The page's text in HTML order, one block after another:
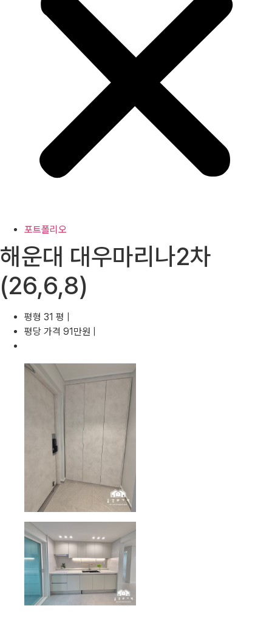
포트폴리오
해운대 대우마리나2차
(26,6,8)
평형 31 평 |
평당 가격 91만원 |